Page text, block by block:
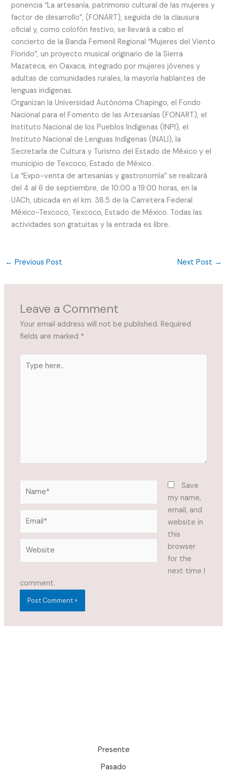
ponencia “La artesanía, patrimonio cultural de las mujeres y
factor de desarrollo”, (FONART), seguida de la clausura
oficial y, como colofón festivo, se llevará a cabo el
concierto de la Banda Femenil Regional “Mujeres del Viento
Florido”, un proyecto musical originario de la Sierra
Mazateca, en Oaxaca, integrado por mujeres jóvenes y
adultas de comunidades rurales, la mayoría hablantes de
lenguas indígenas.
Organizan la Universidad Autónoma Chapingo, el Fondo
Nacional para el Fomento de las Artesanías (FONART), el
Instituto Nacional de los Pueblos Indígenas (INPI), el
Instituto Nacional de Lenguas Indígenas (INALI), la
Secretaría de Cultura y Turismo del Estado de México y el
municipio de Texcoco, Estado de México.
La “Expo-venta de artesanías y gastronomía” se realizará
del 4 al 6 de septiembre, de 10:00 a 19:00 horas, en la
UACh, ubicada en el km. 38.5 de la Carretera Federal
México-Texcoco, Texcoco, Estado de México. Todas las
actividades son gratuitas y la entrada es libre.
← Previous Post Next Post →
Leave a Comment
Your email address will not be published. Required
fields are marked *
here..
Save
my name,
email, and
website in
this
browser
for the
next time I
comment.
Presente
Pasado